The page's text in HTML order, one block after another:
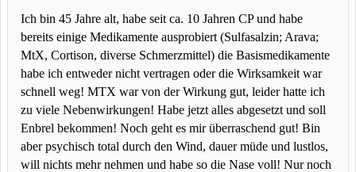
Ich bin 45 Jahre alt, habe seit ca. 10 Jahren CP und habe
bereits einige Medikamente ausprobiert (Sulfasalzin; Arava;
MtX, Cortison, diverse Schmerzmittel) die Basismedikamente
habe ich entweder nicht vertragen oder die Wirksamkeit war
schnell weg! MTX war von der Wirkung gut, leider hatte ich
zu viele Nebenwirkungen! Habe jetzt alles abgesetzt und soll
Enbrel bekommen! Noch geht es mir überraschend gut! Bin
aber psychisch total durch den Wind, dauer müde und lustlos,
will nichts mehr nehmen und habe so die Nase voll! Nur noch